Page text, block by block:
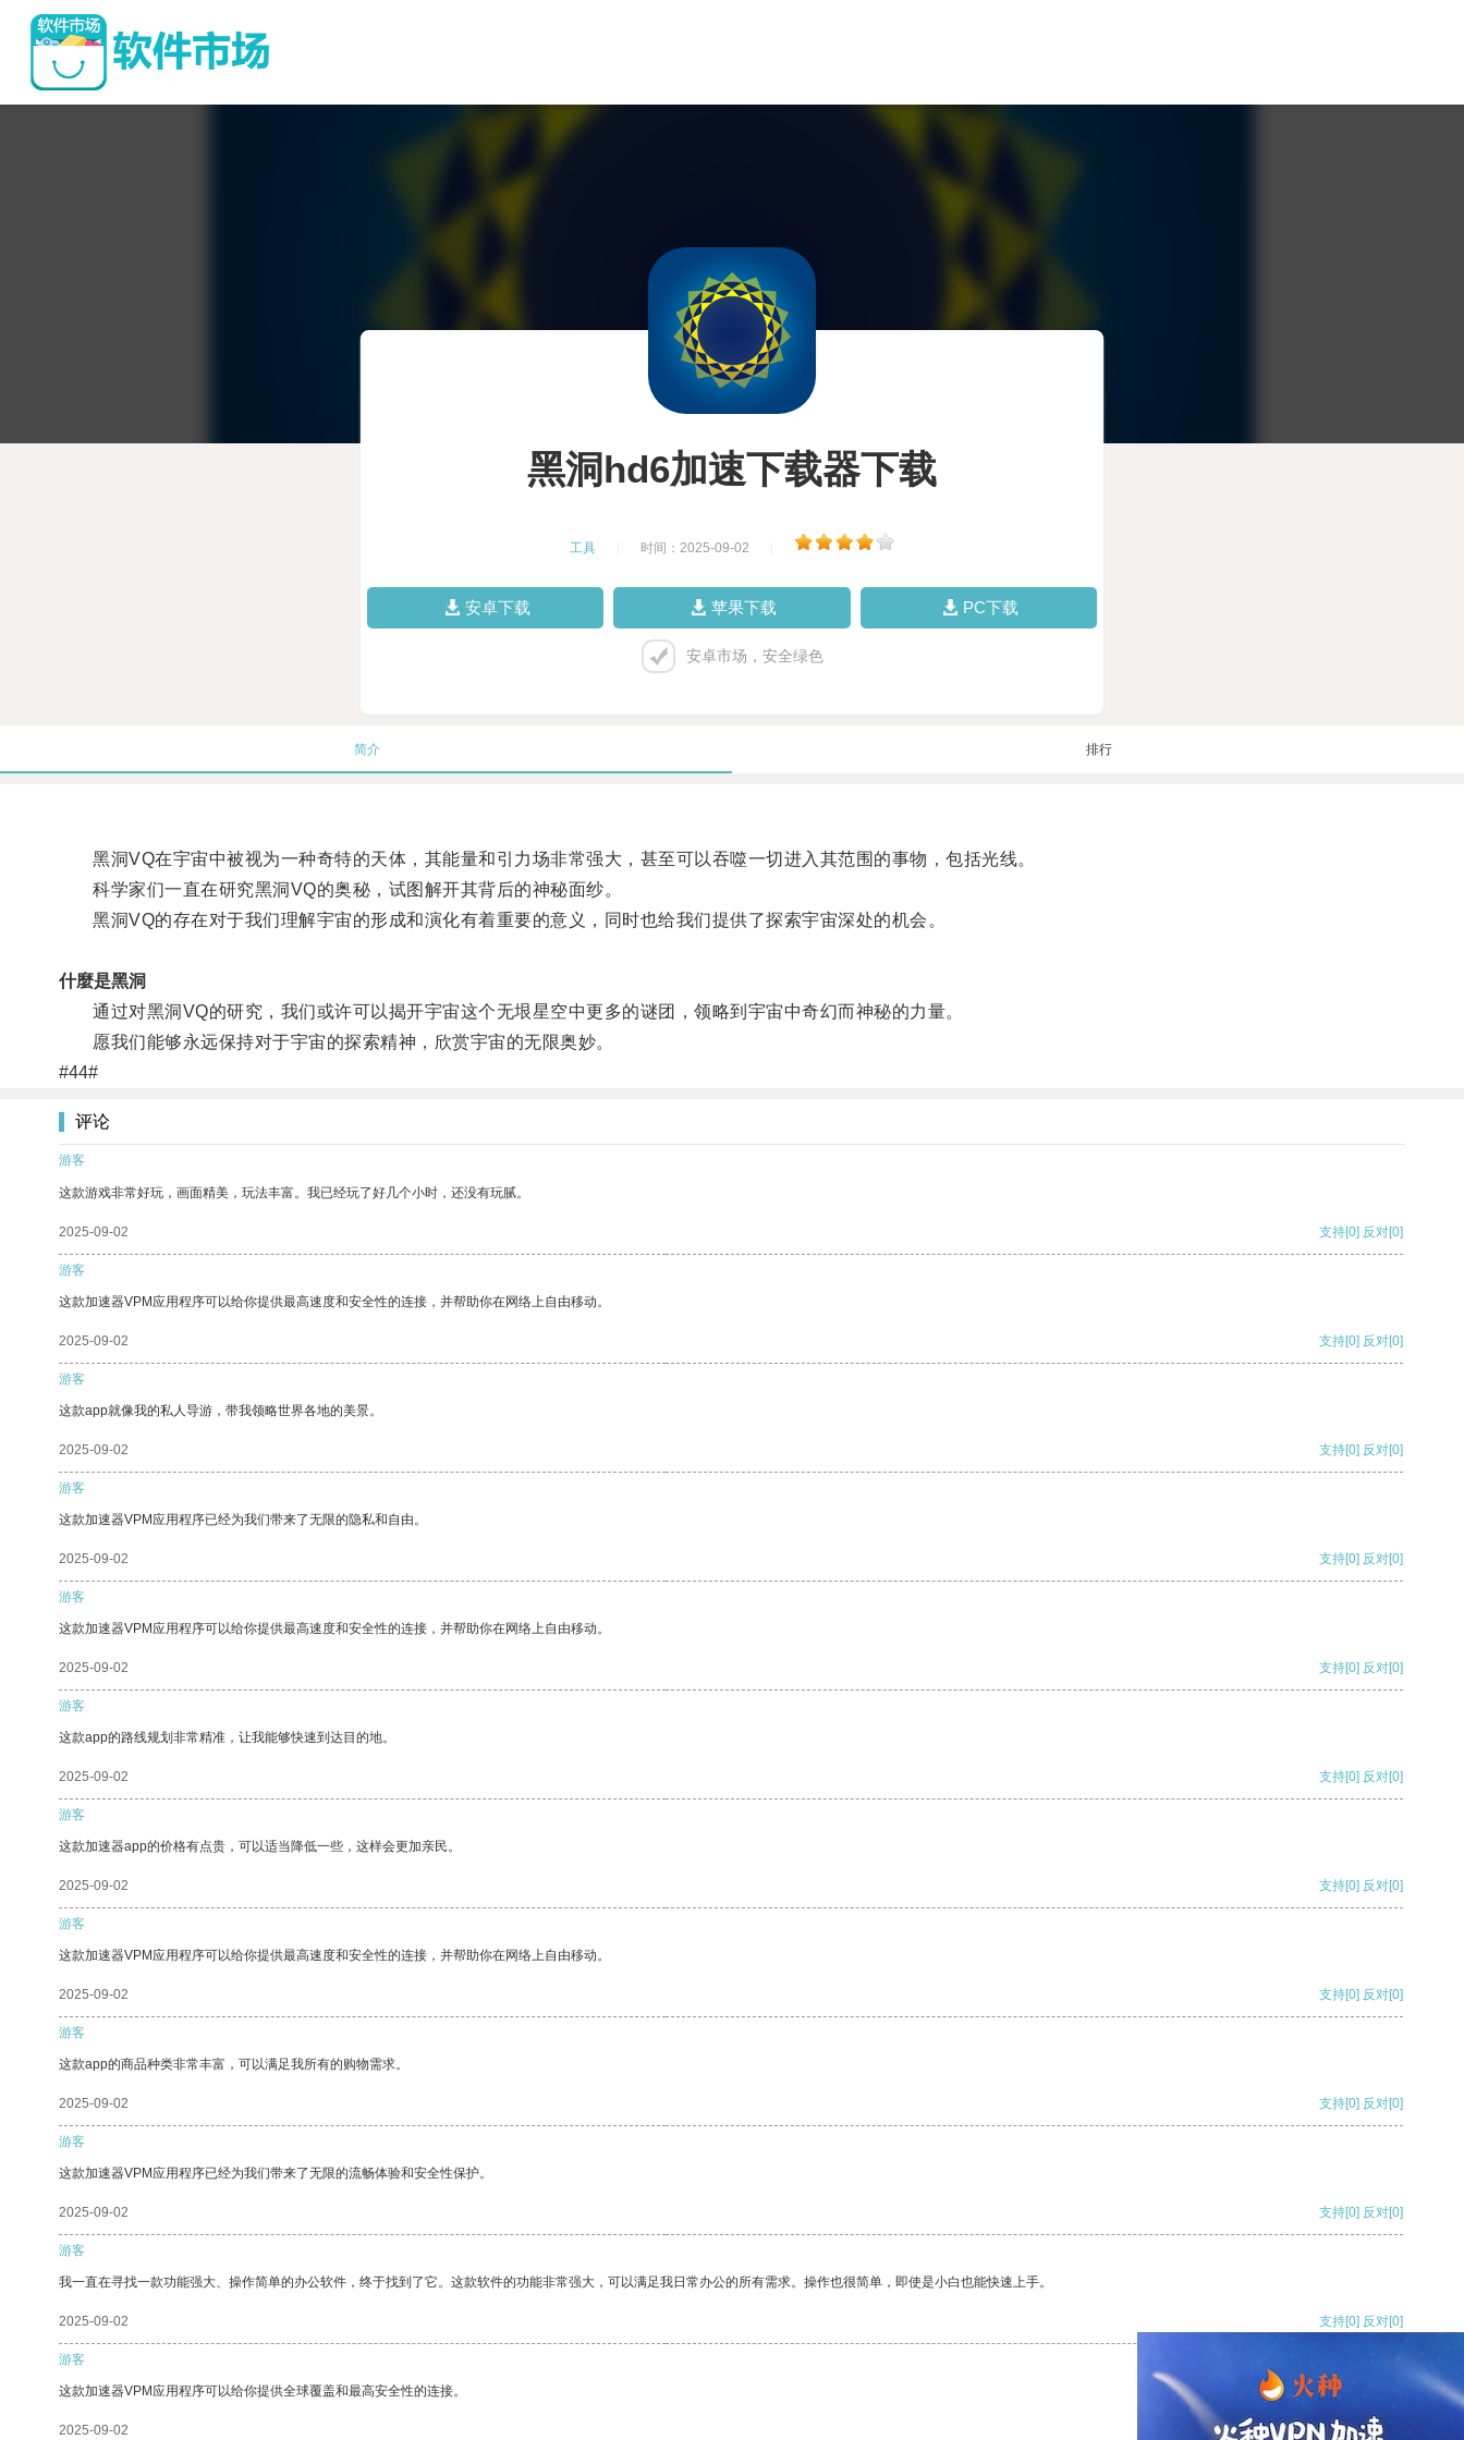
黑洞hd6加速下载器下载
工具 时间：2025-09-02
安卓下载 苹果下载 PC下载
安卓市场，安全绿色
简介 排行
黑洞VQ在宇宙中被视为一种奇特的天体，其能量和引力场非常强大，甚至可以吞噬一切进入其范围的事物，包括光线。
科学家们一直在研究黑洞VQ的奥秘，试图解开其背后的神秘面纱。
黑洞VQ的存在对于我们理解宇宙的形成和演化有着重要的意义，同时也给我们提供了探索宇宙深处的机会。
什麼是黑洞
通过对黑洞VQ的研究，我们或许可以揭开宇宙这个无垠星空中更多的谜团，领略到宇宙中奇幻而神秘的力量。
愿我们能够永远保持对于宇宙的探索精神，欣赏宇宙的无限奥妙。
#44#
评论
游客
这款游戏非常好玩，画面精美，玩法丰富。我已经玩了好几个小时，还没有玩腻。
2025-09-02 支持[0] 反对[0]
游客
这款加速器VPM应用程序可以给你提供最高速度和安全性的连接，并帮助你在网络上自由移动。
2025-09-02 支持[0] 反对[0]
游客
这款app就像我的私人导游，带我领略世界各地的美景。
2025-09-02 支持[0] 反对[0]
游客
这款加速器VPM应用程序已经为我们带来了无限的隐私和自由。
2025-09-02 支持[0] 反对[0]
游客
这款加速器VPM应用程序可以给你提供最高速度和安全性的连接，并帮助你在网络上自由移动。
2025-09-02 支持[0] 反对[0]
游客
这款app的路线规划非常精准，让我能够快速到达目的地。
2025-09-02 支持[0] 反对[0]
游客
这款加速器app的价格有点贵，可以适当降低一些，这样会更加亲民。
2025-09-02 支持[0] 反对[0]
游客
这款加速器VPM应用程序可以给你提供最高速度和安全性的连接，并帮助你在网络上自由移动。
2025-09-02 支持[0] 反对[0]
游客
这款app的商品种类非常丰富，可以满足我所有的购物需求。
2025-09-02 支持[0] 反对[0]
游客
这款加速器VPM应用程序已经为我们带来了无限的流畅体验和安全性保护。
2025-09-02 支持[0] 反对[0]
游客
我一直在寻找一款功能强大、操作简单的办公软件，终于找到了它。这款软件的功能非常强大，可以满足我日常办公的所有需求。操作也很简单，即使是小白也能快速上手。
2025-09-02 支持[0] 反对[0]
游客
这款加速器VPM应用程序可以给你提供全球覆盖和最高安全性的连接。
2025-09-02 支持[0] 反对